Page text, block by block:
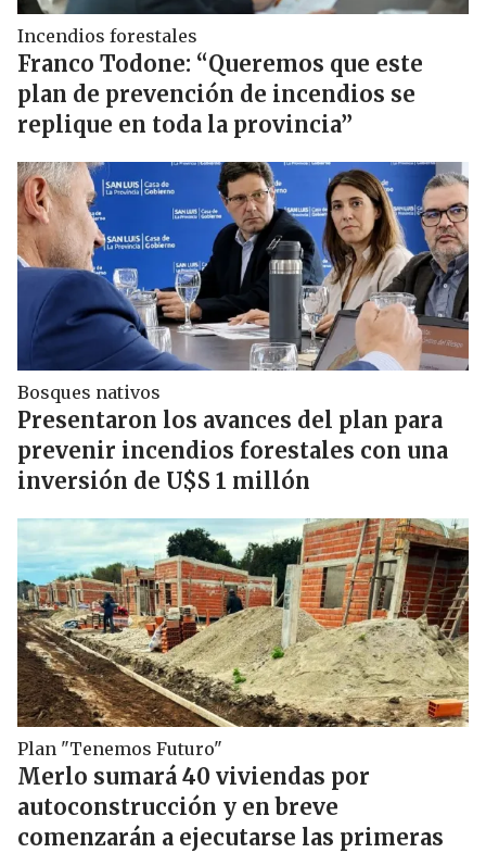
Incendios forestales
Franco Todone: “Queremos que este
plan de prevención de incendios se
replique en toda la provincia”
Bosques nativos
Presentaron los avances del plan para
prevenir incendios forestales con una
inversión de U$S 1 millón
Plan "Tenemos Futuro"
Merlo sumará 40 viviendas por
autoconstrucción y en breve
comenzarán a ejecutarse las primeras